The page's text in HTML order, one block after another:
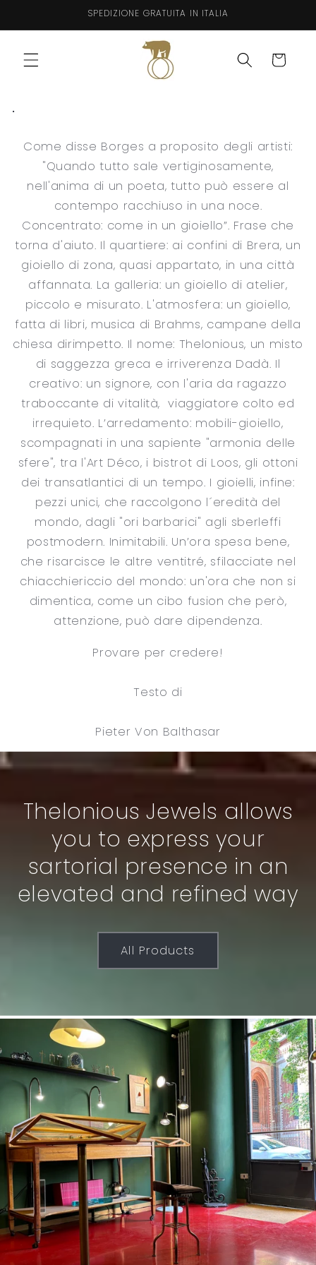
direttamente
ai contenuti
SPEDIZIONE GRATUITA IN ITALIA
Carrello
.
Come disse Borges a proposito degli artisti:
"Quando tutto sale vertiginosamente,
nell'anima di un poeta, tutto può essere al
contempo racchiuso in una noce.
Concentrato: come in un gioiello”. Frase che
torna d'aiuto. Il quartiere: ai confini di Brera, un
gioiello di zona, quasi appartato, in una città
affannata. La galleria: un gioiello di atelier,
piccolo e misurato. L'atmosfera: un gioiello,
fatta di libri, musica di Brahms, campane della
chiesa dirimpetto. Il nome: Thelonious, un misto
di saggezza greca e irriverenza Dadà. Il
creativo: un signore, con l'aria da ragazzo
traboccante di vitalità, viaggiatore colto ed
irrequieto. L’arredamento: mobili-gioiello,
scompagnati in una sapiente "armonia delle
sfere", tra l'Art Déco, i bistrot di Loos, gli ottoni
dei transatlantici di un tempo. I gioielli, infine:
pezzi unici, che raccolgono l´eredità del
mondo, dagli "ori barbarici" agli sberleffi
postmodern. Inimitabili. Un’ora spesa bene,
che risarcisce le altre ventitré, sfilacciate nel
chiacchiericcio del mondo: un'ora che non si
dimentica, come un cibo fusion che però,
attenzione, può dare dipendenza.
Provare per credere!
Testo di
Pieter Von Balthasar
Thelonious Jewels allows
you to express your
sartorial presence in an
elevated and refined way
All Products